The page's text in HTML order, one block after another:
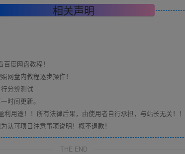
相关声明
度网盘教程！
网盘内教程逐步操作！
分辨测试
时间更新。
用途！！所有法律后果，由使用者自行承担，与站长无关！
认可项目注意事项说明！概不退款！
THE END